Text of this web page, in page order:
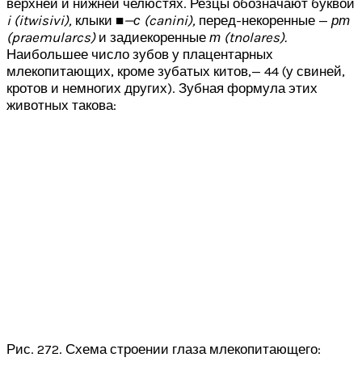
i (itwisivi), клыки ■—с (canini), перед-некоренные — рт
(praemularcs)и задиекоренные т (tnolares).
Наибольшее число зубов у плацентарных
млекопитающих, кроме зубатых китов,— 44 (у свиней,
кротов и немногих других). Зубная формула этих
животных такова:
Рис. 272. Схема строении глаза млекопитающего: